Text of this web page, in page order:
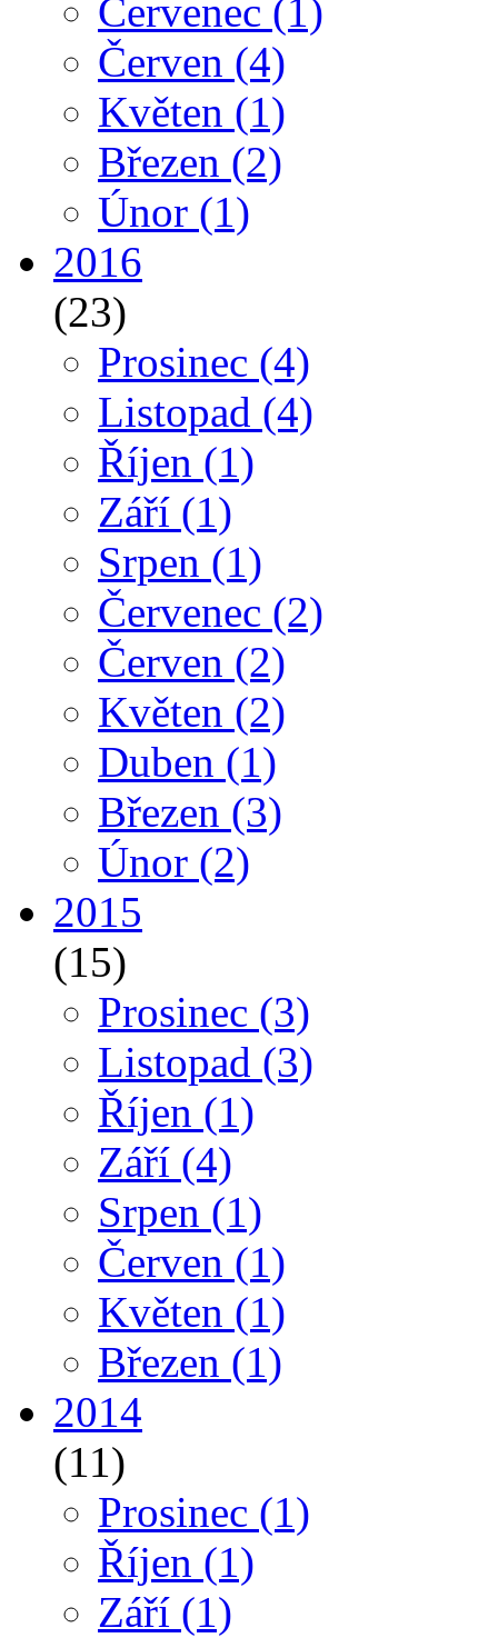
Červenec (1)
Červen (4)
Květen (1)
Březen (2)
Únor (1)
2016
(23)
Prosinec (4)
Listopad (4)
Říjen (1)
Září (1)
Srpen (1)
Červenec (2)
Červen (2)
Květen (2)
Duben (1)
Březen (3)
Únor (2)
2015
(15)
Prosinec (3)
Listopad (3)
Říjen (1)
Září (4)
Srpen (1)
Červen (1)
Květen (1)
Březen (1)
2014
(11)
Prosinec (1)
Říjen (1)
Září (1)